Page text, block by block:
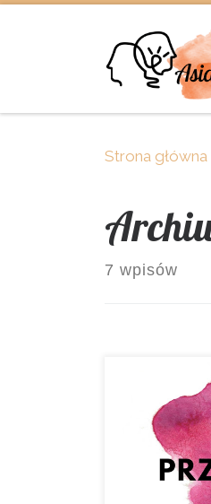
Strona główna
7 wpisów
O
się
przyszedł